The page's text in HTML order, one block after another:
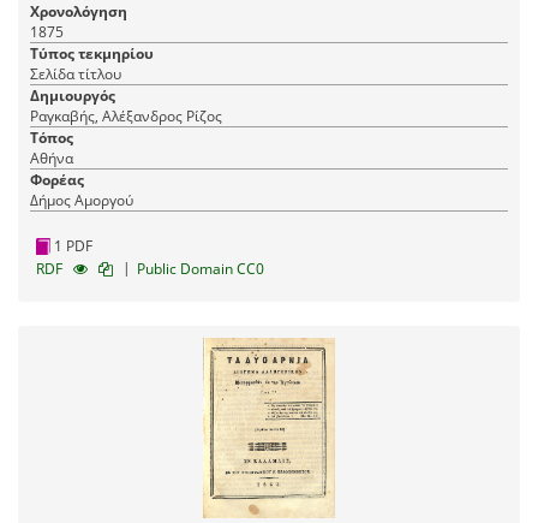
Χρονολόγηση
1875
Τύπος τεκμηρίου
Σελίδα τίτλου
Δημιουργός
Ραγκαβής, Αλέξανδρος Ρίζος
Τόπος
Αθήνα
Φορέας
Δήμος Αμοργού
1 PDF
RDF
| Public Domain CC0